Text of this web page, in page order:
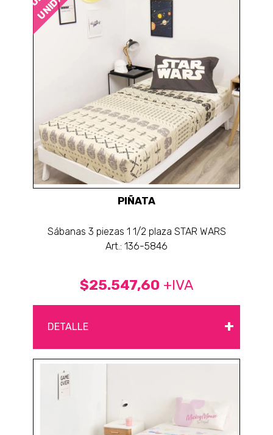
PIÑATA
Sábanas 3 piezas 1 1/2 plaza STAR WARS
Art.: 136-5846
$25.547,60 +IVA
DETALLE +